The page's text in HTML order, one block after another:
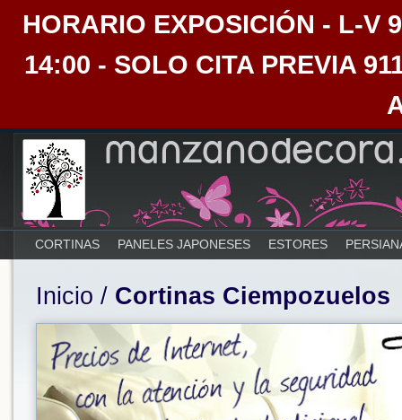
HORARIO EXPOSICIÓN - L-V
14:00 - SOLO CITA PREVIA
CORTINAS PANELES JAPONESES ESTORES
Inicio / Cortinas Ciempozuelos